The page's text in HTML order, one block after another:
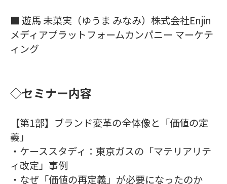
■ 遊馬 未菜実（ゆうま みなみ）株式会社Enjin
メディアプラットフォームカンパニー マーケテ
ィング
◇セミナー内容
【第1部】ブランド変革の全体像と「価値の定
義」
・ケーススタディ：東京ガスの「マテリアリテ
ィ改定」事例
・なぜ「価値の再定義」が必要になったのか